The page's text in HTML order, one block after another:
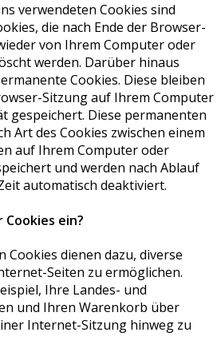
verwendeten Cookies sind
die nach Ende der Browser-
von Ihrem Computer oder
werden. Darüber hinaus
Cookies. Diese bleiben
Sitzung auf Ihrem Computer
gespeichert. Diese permanenten
Art des Cookies zwischen einem
auf Ihrem Computer oder
und werden nach Ablauf
automatisch deaktiviert.
Cookies ein?
Cookies dienen dazu, diverse
Seiten zu ermöglichen.
Ihre Landes- und
und Ihren Warenkorb über
Internet-Sitzung hinweg zu